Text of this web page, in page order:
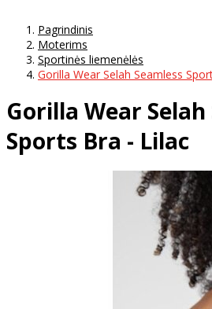
Pagrindinis
Moterims
Sportinės liemenėlės
Gorilla Wear Selah Seamless
Gorilla Wear Selah
Sports Bra - Lilac